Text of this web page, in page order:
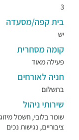
3
בית קפה/מסעדה
יש
קומה מסחרית
פעילה מאוד
חניה לאורחים
בתשלום
שירותי ניהול
ציבוריים, נגישות נכים